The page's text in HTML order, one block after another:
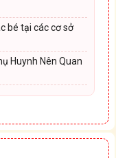
bé tại các cơ sở
Huynh Nên Quan